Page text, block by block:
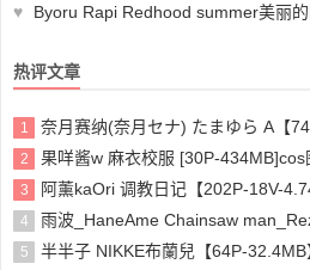
♥
Byoru Rapi Redhood summer美丽
热评文章
1 奈月赛纳(奈月セナ) たまゆら A【74P-
2 果咩酱w 麻衣校服 [30P-434MB]cos
3 阿薰kaOri 调教日记【202P-18V-
4 雨波_HaneAme Chainsaw man_Reze_蕾
5 半半子 NIKKE布蘭兒【64P-